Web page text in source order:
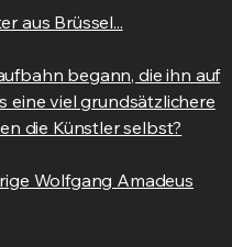
aus Brüssel...
begann, die ihn auf
eine viel grundsätzlichere
die Künstler selbst?
Wolfgang Amadeus